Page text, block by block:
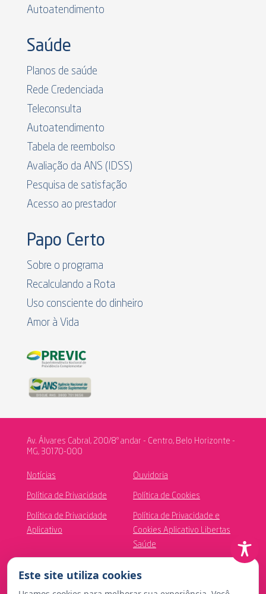
Autoatendimento
Saúde
Planos de saúde
Rede Credenciada
Teleconsulta
Autoatendimento
Tabela de reembolso
Avaliação da ANS (IDSS)
Pesquisa de satisfação
Acesso ao prestador
Papo Certo
Sobre o programa
Recalculando a Rota
Uso consciente do dinheiro
Amor à Vida
Av. Álvares Cabral, 200/8º andar - Centro, Belo Horizonte -
MG, 30170-000
Notícias Ouvidoria
Política de Privacidade Política de Cookies
Política de Privacidade
Aplicativo
Política de Privacidade e
Cookies Aplicativo Libertas
Saúde
Este site utiliza cookies